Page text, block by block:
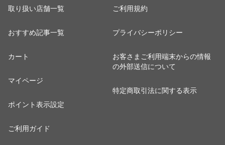
取り扱い店舗一覧
おすすめ記事一覧
カート
マイページ
ポイント表示設定
ご利用ガイド
ご利用規約
プライバシーポリシー
お客さまご利用端末からの情報
の外部送信について
特定商取引法に関する表示